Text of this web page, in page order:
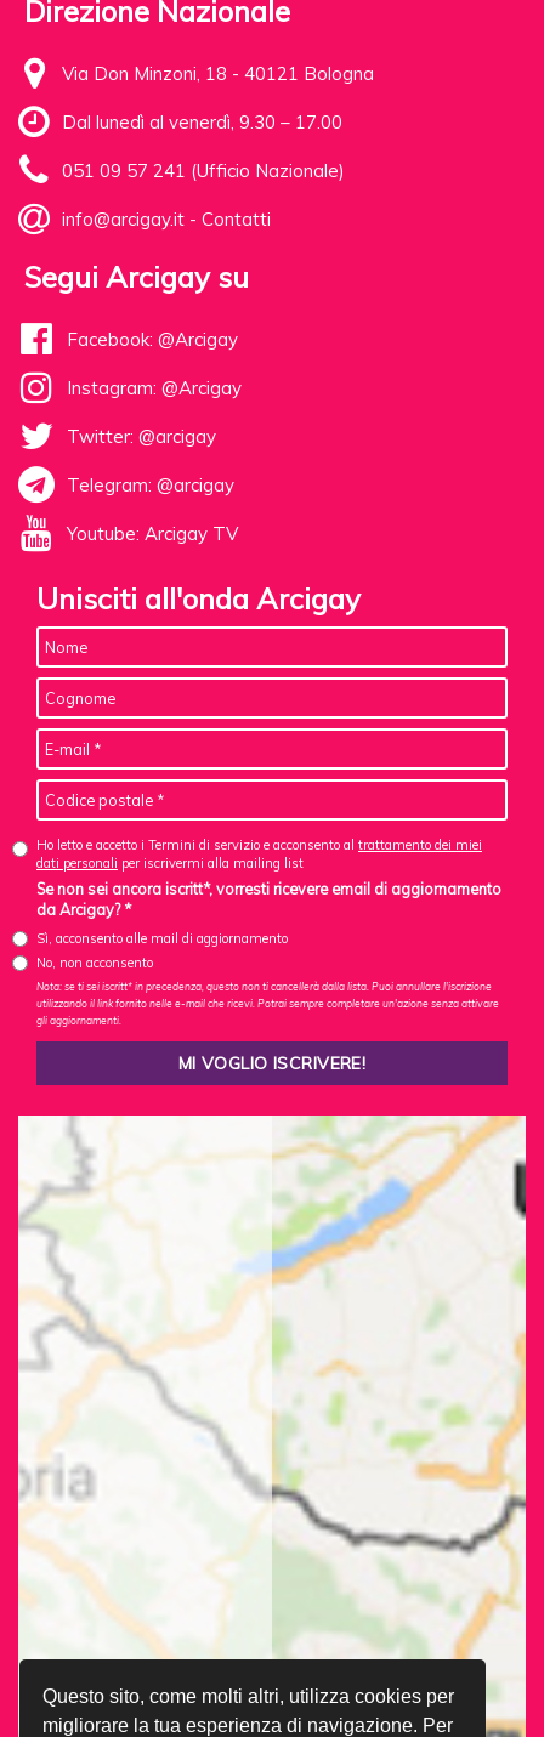
Questo sito, come molti altri, utilizza cookies per
migliorare la tua esperienza di navigazione. Per
Direzione Nazionale
Via Don Minzoni, 18 - 40121 Bologna
Dal lunedì al venerdì, 9.30 – 17.00
051 09 57 241 (Ufficio Nazionale)
info@arcigay.it - Contatti
Segui Arcigay su
Facebook: @Arcigay
Instagram: @Arcigay
Twitter: @arcigay
Telegram: @arcigay
Youtube: Arcigay TV
Unisciti all'onda Arcigay
Ho letto e accetto i Termini di servizio e acconsento al trattamento dei miei
dati personali per iscrivermi alla mailing list
Se non sei ancora iscritt*, vorresti ricevere email di aggiornamento
da Arcigay? *
Sì, acconsento alle mail di aggiornamento
No, non acconsento
Nota: se ti sei iscritt* in precedenza, questo non ti cancellerà dalla lista. Puoi annullare l'iscrizione
utilizzando il link fornito nelle e-mail che ricevi. Potrai sempre completare un'azione senza attivare
gli aggiornamenti.